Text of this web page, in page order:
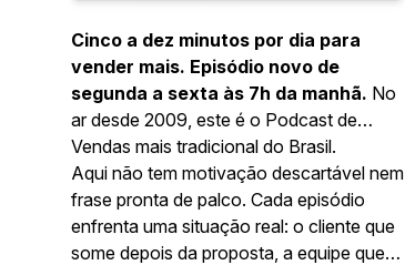
Cinco a dez minutos por dia para
vender mais. Episódio novo de
segunda a sexta às 7h da manhã. No
ar desde 2009, este é o Podcast de
Vendas mais tradicional do Brasil.
Aqui não tem motivação descartável nem
frase pronta de palco. Cada episódio
enfrenta uma situação real: o cliente que
some depois da proposta, a equipe que